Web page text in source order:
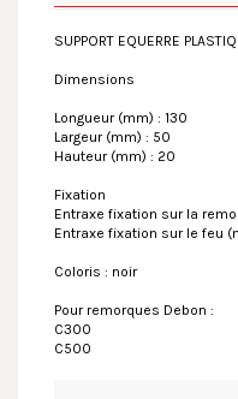
SUPPORT EQUERRE
Dimensions
Longueur (mm) : 130
Largeur (mm) : 50
Hauteur (mm) : 20
Fixation
Entraxe fixation sur la
Entraxe fixation sur le feu
Coloris : noir
Pour remorques Debon :
C300
C500